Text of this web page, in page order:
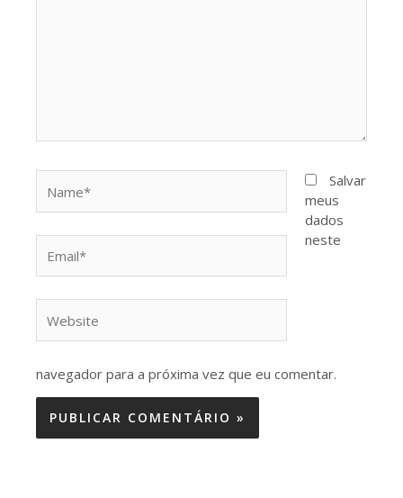
Salvar
meus
dados
neste
navegador para a próxima vez que eu comentar.